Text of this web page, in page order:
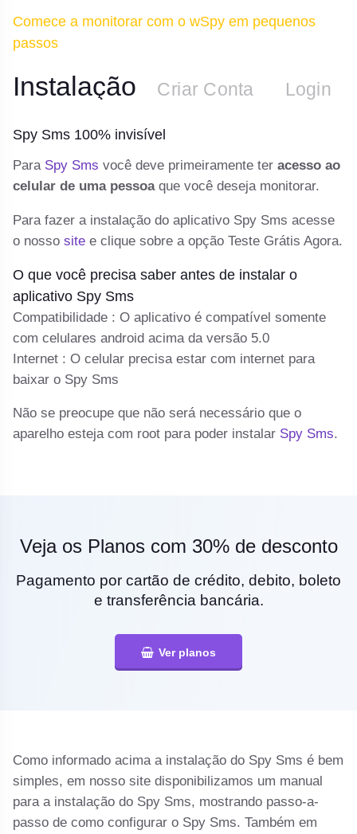
Comece a monitorar com o wSpy em pequenos
passos
Instalação Criar Conta Login
Spy Sms 100% invisível
Para Spy Sms você deve primeiramente teracesso ao
celular de uma pessoaque você deseja monitorar.
Para fazer a instalação do aplicativo Spy Sms acesse
o nossosite e clique sobre a opção Teste Grátis Agora.
O que você precisa saber antes de instalar o
aplicativo Spy Sms
Compatibilidade : O aplicativo é compatível somente
com celulares android acima da versão 5.0
Internet : O celular precisa estar com internet para
baixar o Spy Sms
Não se preocupe que não será necessário que o
aparelho esteja com root para poder instalar Spy Sms.
Veja os Planos com 30% de desconto
Pagamento por cartão de crédito, debito, boleto
e transferência bancária.
Ver planos
Como informado acima a instalação do Spy Sms é bem
simples, em nosso site disponibilizamos um manual
para a instalação do Spy Sms, mostrando passo-a-
passo de como configurar o Spy Sms. Também em